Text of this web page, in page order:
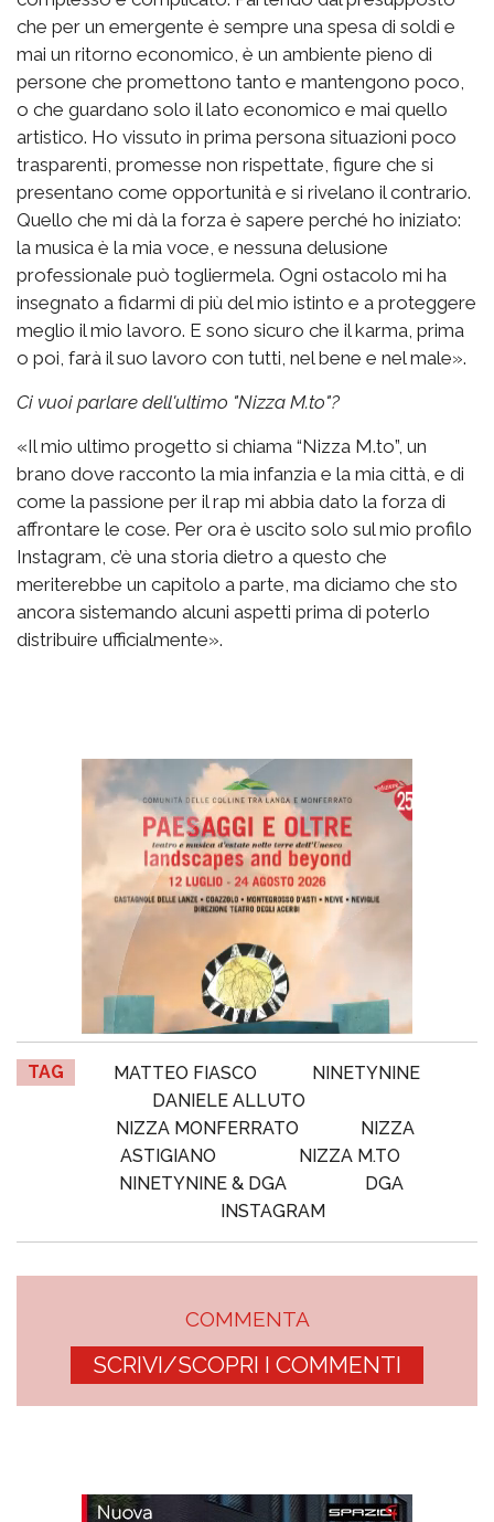
che per un emergente è sempre una spesa di soldi e
mai un ritorno economico, è un ambiente pieno di
persone che promettono tanto e mantengono poco,
o che guardano solo il lato economico e mai quello
artistico. Ho vissuto in prima persona situazioni poco
trasparenti, promesse non rispettate, figure che si
presentano come opportunità e si rivelano il contrario.
Quello che mi dà la forza è sapere perché ho iniziato:
la musica è la mia voce, e nessuna delusione
professionale può togliermela. Ogni ostacolo mi ha
insegnato a fidarmi di più del mio istinto e a proteggere
meglio il mio lavoro. E sono sicuro che il karma, prima
o poi, farà il suo lavoro con tutti, nel bene e nel male».
Ci vuoi parlare dell'ultimo "Nizza M.to"?
«Il mio ultimo progetto si chiama “Nizza M.to”, un
brano dove racconto la mia infanzia e la mia città, e di
come la passione per il rap mi abbia dato la forza di
affrontare le cose. Per ora è uscito solo sul mio profilo
Instagram, c’è una storia dietro a questo che
meriterebbe un capitolo a parte, ma diciamo che sto
ancora sistemando alcuni aspetti prima di poterlo
distribuire ufficialmente».
TAG MATTEO FIASCO
NINETYNINE
DANIELE ALLUTO
NIZZA MONFERRATO
NIZZA
ASTIGIANO
NIZZA M.TO
NINETYNINE & DGA
DGA
INSTAGRAM
COMMENTA
SCRIVI/SCOPRI I COMMENTI